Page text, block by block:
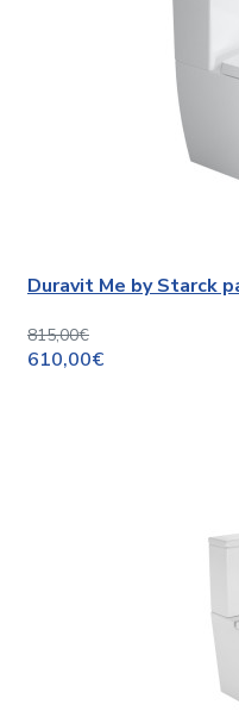
Duravit Me by Starck
815,00€
610,00€